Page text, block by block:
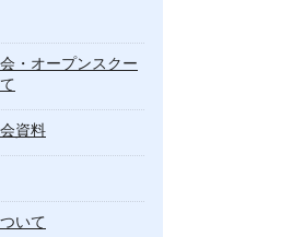
・オープンスクー
資料
いて